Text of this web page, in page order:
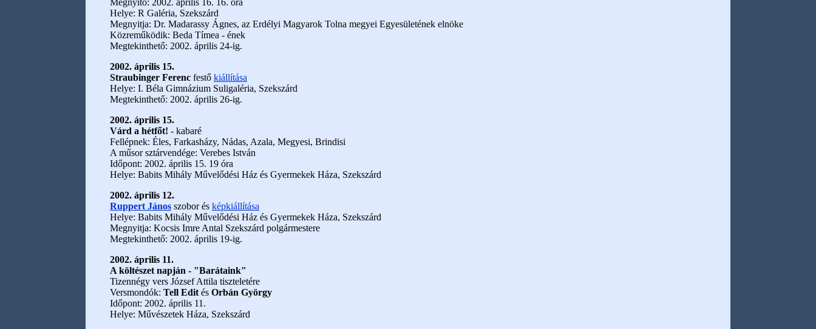
Megnyitó: 2002. április 16. 16. óra
Helye: R Galéria, Szekszárd
Megnyitja: Dr. Madarassy Ágnes, az Erdélyi Magyarok Tolna megyei Egyesületének elnöke
Közreműködik: Beda Tímea - ének
Megtekinthető: 2002. április 24-ig.
2002. április 15.
Straubinger Ferenc festő kiállítása
Helye: I. Béla Gimnázium Suligaléria, Szekszárd
Megtekinthető: 2002. április 26-ig.
2002. április 15.
Várd a hétfőt! - kabaré
Fellépnek: Éles, Farkasházy, Nádas, Azala, Megyesi, Brindisi
A műsor sztárvendége: Verebes István
Időpont: 2002. április 15. 19 óra
Helye: Babits Mihály Művelődési Ház és Gyermekek Háza, Szekszárd
2002. április 12.
Ruppert János szobor és képkiállítása
Helye: Babits Mihály Művelődési Ház és Gyermekek Háza, Szekszárd
Megnyitja: Kocsis Imre Antal Szekszárd polgármestere
Megtekinthető: 2002. április 19-ig.
2002. április 11.
A költészet napján - "Barátaink"
Tizennégy vers József Attila tiszteletére
Versmondók: Tell Edit és Orbán György
Időpont: 2002. április 11.
Helye: Művészetek Háza, Szekszárd